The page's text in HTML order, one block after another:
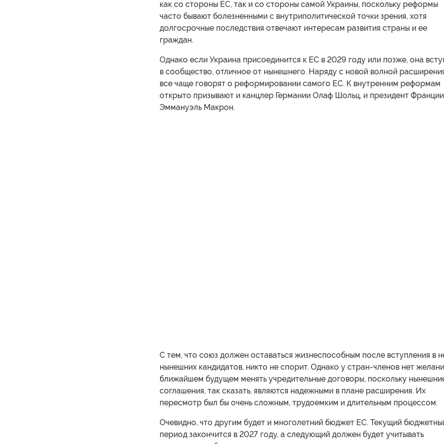
как со стороны ЕС, так и со стороны самой Украины, поскольку реформы
часто бывают болезненными с внутриполитической точки зрения, хотя
долгосрочные последствия отвечают интересам развития страны и ее
граждан.
Однако если Украина присоединится к ЕС в 2029 году или позже, она
в сообщество, отличное от нынешнего. Наряду с новой волной
все чаще говорят о реформировании самого ЕС. К внутренним реформам
открыто призывают и канцлер Германии Олаф Шольц, и президент Франции
Эммануэль Макрон.
C тем, что cоюз должен оставаться жизнеспособным после вступления в
нынешних кандидатов, никто не спорит. Однако у стран-членов нет
ближайшем будущем менять учредительные договоры, поскольку
соглашения, так сказать, являются надежными в плане расширения. Их
пересмотр был бы очень сложным, трудоемким и длительным процессом.
Очевидно, что другим будет и многолетний бюджет ЕС. Текущий
период закончится в 2027 году, а следующий должен будет учитывать